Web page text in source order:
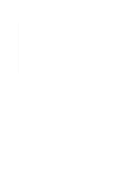
Wanneer